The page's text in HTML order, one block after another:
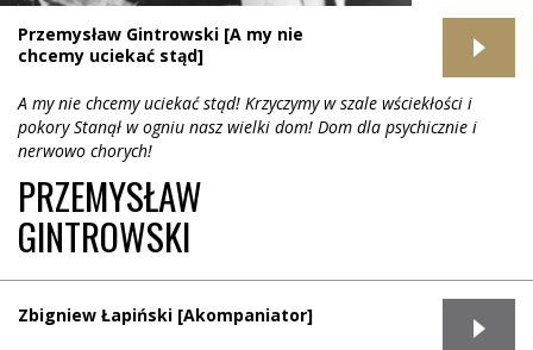
Przemysław Gintrowski [A my nie
chcemy uciekać stąd]
A my nie chcemy uciekać stąd! Krzyczymy w szale wściekłości i
pokory Stanął w ogniu nasz wielki dom! Dom dla psychicznie i
nerwowo chorych!
PRZEMYSŁAW
GINTROWSKI
Zbigniew Łapiński [Akompaniator]